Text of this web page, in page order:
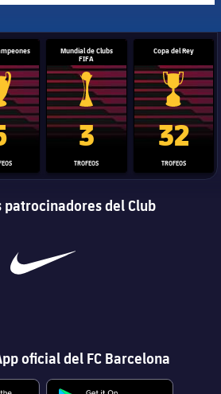
de la Liga de Campeones
Mundial de Clubs
FIFA
Trofeo del Mundial de
3
TROFEOS
Copa del Rey
Copa del
32
TROFEOS
patrocinadores del Club
oficial del FC Barcelona